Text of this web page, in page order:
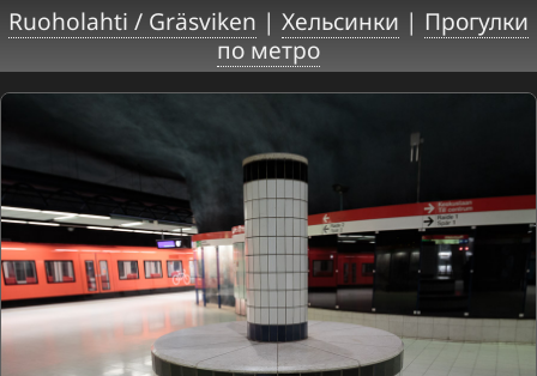
Ruoholahti / Gräsviken | Хельсинки | Прогулки
по метро